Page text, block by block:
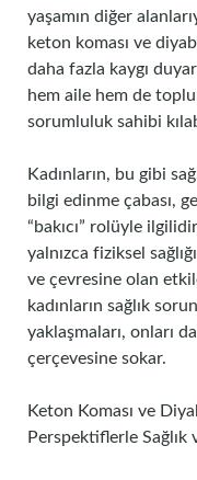
yaşamın diğer
keton koması ve
daha fazla kaygı
hem aile hem de
sorumluluk sahibi
Kadınların, bu gibi
bilgi edinme çabası,
“bakıcı” rolüyle
yalnızca fiziksel
ve çevresine olan
kadınların sağlık
yaklaşmaları, onları
çerçevesine sokar.
Keton Koması ve
Perspektiflerle Sağlık